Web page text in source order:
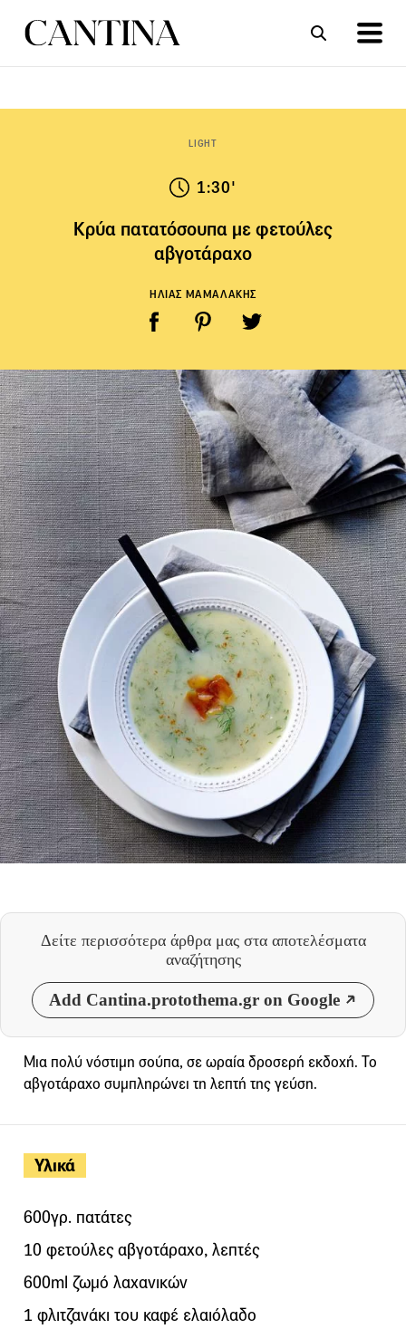
LIGHT
1:30'
Κρύα πατατόσουπα με φετούλες
αβγοτάραχο
ΗΛΙΑΣ ΜΑΜΑΛΑΚΗΣ
Δείτε περισσότερα άρθρα μας στα αποτελέσματα
αναζήτησης
Add Cantina.protothema.gr on Google
Υλικά
600γρ. πατάτες
10 φετούλες αβγοτάραχο, λεπτές
600ml ζωμό λαχανικών
1 φλιτζανάκι του καφέ ελαιόλαδο
Μια πολύ νόστιμη σούπα, σε ωραία δροσερή εκδοχή. Το
αβγοτάραχο συμπληρώνει τη λεπτή της γεύση.